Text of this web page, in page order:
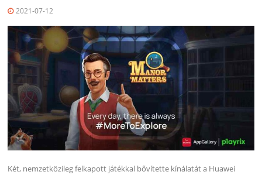
2021-07-12
Két, nemzetközileg felkapott játékkal bővítette kínálatát a Huawei